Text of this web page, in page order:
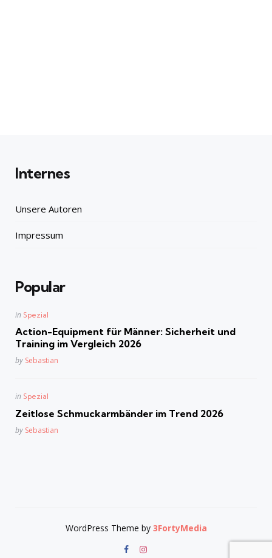
Internes
Unsere Autoren
Impressum
Popular
Posted
in
in Spezial
Action-Equipment für Männer: Sicherheit und
Training im Vergleich 2026
Posted
by Sebastian
Posted
in Spezial
Zeitlose Schmuckarmbänder im Trend 2026
Posted
by Sebastian
WordPress Theme by 3FortyMedia